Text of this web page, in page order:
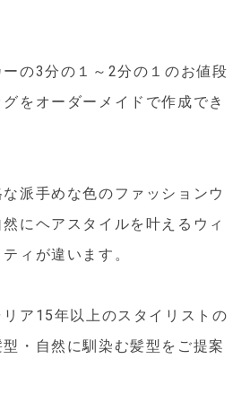
の3分の１～2分の１のお値段
をオーダーメイドで作成でき
派手めな色のファッションウ
にヘアスタイルを叶えるウィ
ィが違います。
ア15年以上のスタイリストの
・自然に馴染む髪型をご提案